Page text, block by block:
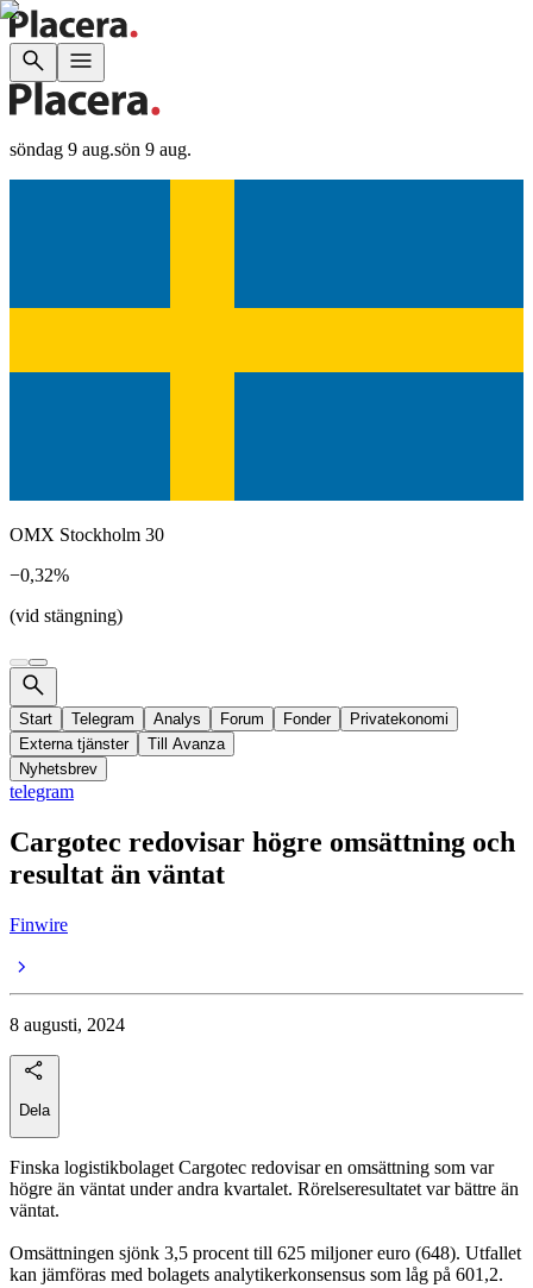
söndag 9 aug.sön 9 aug.
OMX Stockholm 30
−0,32%
(vid stängning)
Start Telegram Analys Forum Fonder
Privatekonomi
Externa tjänster
Till Avanza
Nyhetsbrev
telegram
Cargotec redovisar högre omsättning och
resultat än väntat
Finwire
8 augusti, 2024
Dela
Finska logistikbolaget Cargotec redovisar en omsättning som var
högre än väntat under andra kvartalet. Rörelseresultatet var bättre än
väntat.
Omsättningen sjönk 3,5 procent till 625 miljoner euro (648). Utfallet
kan jämföras med bolagets analytikerkonsensus som låg på 601,2.